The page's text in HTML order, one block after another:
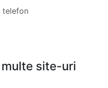
telefon
site-uri